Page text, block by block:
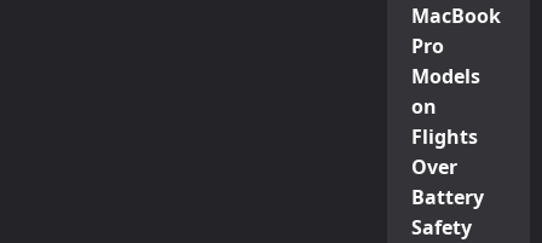
MacBook
Pro
Models
on
Flights
Over
Battery
Safety